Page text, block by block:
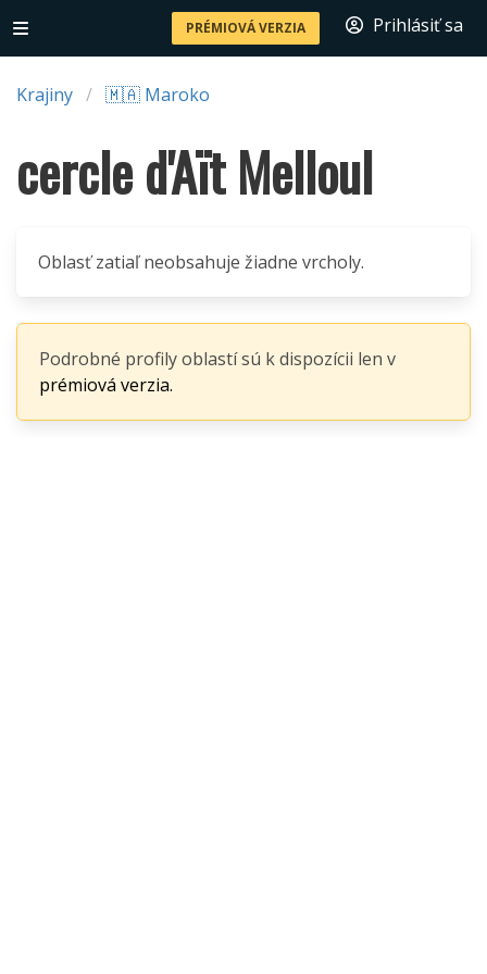
PRÉMIOVÁ VERZIA Prihlásiť sa
Krajiny 🇲🇦 Maroko
cercle d'Aït Melloul
Oblasť zatiaľ neobsahuje žiadne vrcholy.
Podrobné profily oblastí sú k dispozícii len v
prémiová verzia.